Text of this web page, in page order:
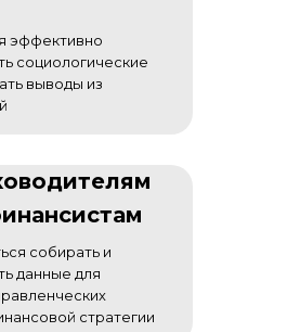
эффективно
социологические
выводы из
собирать и
данные для
стратегии